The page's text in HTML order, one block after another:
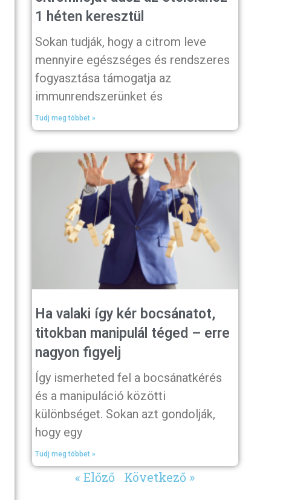
1 héten keresztül
Sokan tudják, hogy a citrom leve
mennyire egészséges és rendszeres
fogyasztása támogatja az
immunrendszerünket és
Tudj meg többet »
Ha valaki így kér bocsánatot,
titokban manipulál téged – erre
nagyon figyelj
Így ismerheted fel a bocsánatkérés
és a manipuláció közötti
különbséget. Sokan azt gondolják,
hogy egy
Tudj meg többet »
« Előző Következő »